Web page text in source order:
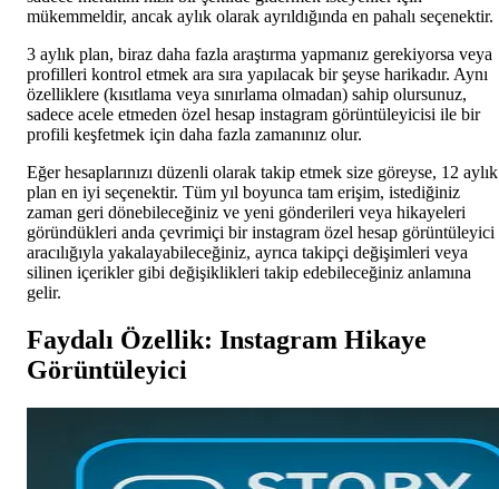
mükemmeldir, ancak aylık olarak ayrıldığında en pahalı seçenektir.
3 aylık plan, biraz daha fazla araştırma yapmanız gerekiyorsa veya
profilleri kontrol etmek ara sıra yapılacak bir şeyse harikadır. Aynı
özelliklere (kısıtlama veya sınırlama olmadan) sahip olursunuz,
sadece acele etmeden özel hesap instagram görüntüleyicisi ile bir
profili keşfetmek için daha fazla zamanınız olur.
Eğer hesaplarınızı düzenli olarak takip etmek size göreyse, 12 aylık
plan en iyi seçenektir. Tüm yıl boyunca tam erişim, istediğiniz
zaman geri dönebileceğiniz ve yeni gönderileri veya hikayeleri
göründükleri anda çevrimiçi bir instagram özel hesap görüntüleyici
aracılığıyla yakalayabileceğiniz, ayrıca takipçi değişimleri veya
silinen içerikler gibi değişiklikleri takip edebileceğiniz anlamına
gelir.
Faydalı Özellik: Instagram Hikaye
Görüntüleyici